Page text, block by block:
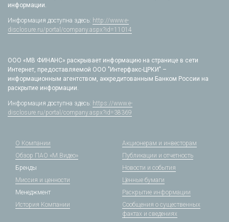
информации.
Информация доступна здесь: http://www.e-
disclosure.ru/portal/company.aspx?id=11014
ООО «МВ ФИНАНС» раскрывает информацию на странице в сети
Интернет, предоставляемой ООО "Интерфакс-ЦРКИ" –
информационным агентством, аккредитованным Банком России на
раскрытие информации.
Информация доступна здесь: https://www.e-
disclosure.ru/portal/company.aspx?id=38369
О Компании
Обзор ПАО «М.Видео»
Бренды
Миссия и ценности
Менеджмент
История Компании
Акционерам и инвесторам
Публикации и отчетность
Новости и события
Ценные бумаги
Раскрытие информации
Сообщения о существенных
фактах и сведениях